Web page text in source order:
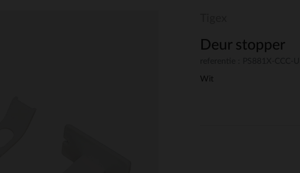
Deur stopper
Wit